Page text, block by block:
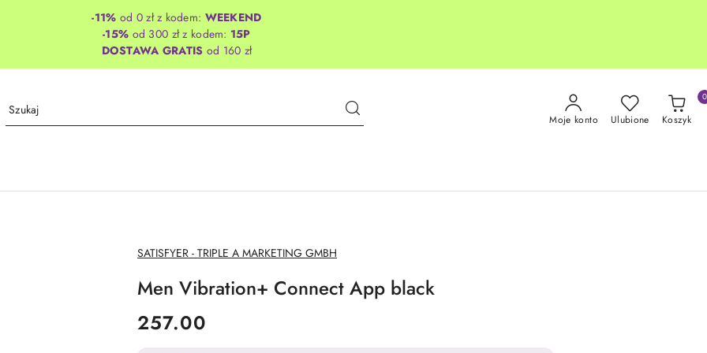
-11% od 0 zł z kodem: WEEKEND
-15% od 300 zł z kodem: 15P
DOSTAWA GRATIS od 160 zł
Moje konto Ulubione Koszyk
0
NAZWA
PRODUCENTA:
SATISFYER - TRIPLE A MARKETING GMBH
Men Vibration+ Connect App black
cena:
257.00